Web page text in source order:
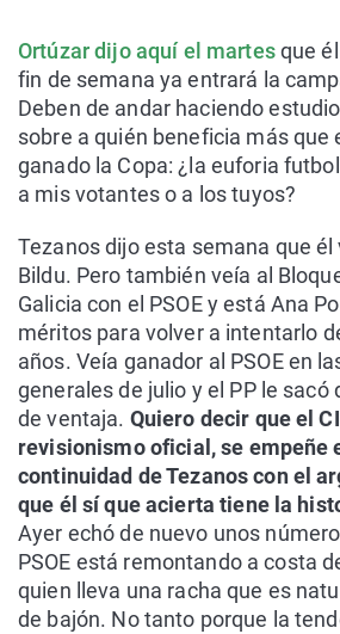
Ortúzar dijo aquí el martesque
fin de semana ya entrará la
Deben de andar haciendo
sobre a quién beneficia más que
ganado la Copa: ¿la euforia
a mis votantes o a los tuyos?
Tezanos dijo esta semana que él
Bildu. Pero también veía al
Galicia con el PSOE y está Ana
méritos para volver a intentarlo
años. Veía ganador al PSOE en
generales de julio y el PP le sacó
de ventaja. Quiero decir que el
revisionismo oficial, se empeñe
continuidad de Tezanos con el
que él sí que acierta tiene la
Ayer echó de nuevo unos
PSOE está remontando a costa
quien lleva una racha que es
de bajón. No tanto porque la